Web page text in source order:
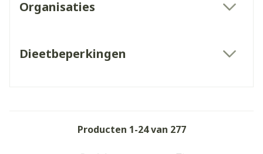
Organisaties
Dieetbeperkingen
Producten 1-24van 277